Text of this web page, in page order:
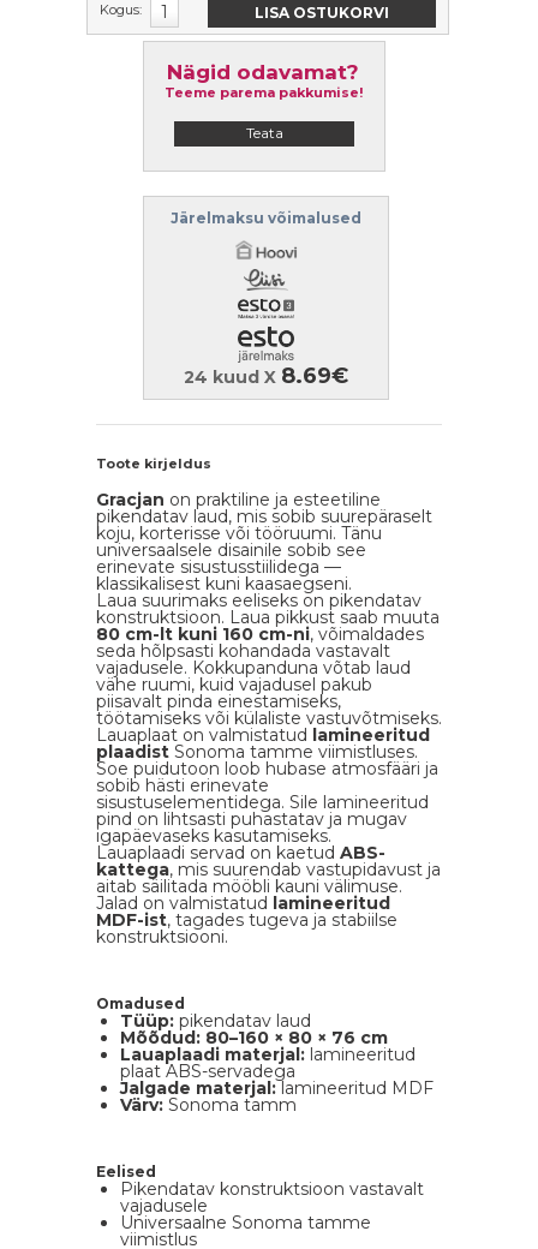
Kogus:
Nägid odavamat?
Teeme parema pakkumise!
Teata
Järelmaksu võimalused
24 kuud X 8.69€
Toote kirjeldus
Gracjan on praktiline ja esteetiline
pikendatav laud, mis sobib suurepäraselt
koju, korterisse või tööruumi. Tänu
universaalsele disainile sobib see
erinevate sisustusstiilidega —
klassikalisest kuni kaasaegseni.
Laua suurimaks eeliseks on pikendatav
konstruktsioon. Laua pikkust saab muuta
80 cm-lt kuni 160 cm-ni, võimaldades
seda hõlpsasti kohandada vastavalt
vajadusele. Kokkupanduna võtab laud
vähe ruumi, kuid vajadusel pakub
piisavalt pinda einestamiseks,
töötamiseks või külaliste vastuvõtmiseks.
Lauaplaat on valmistatud lamineeritud
plaadist Sonoma tamme viimistluses.
Soe puidutoon loob hubase atmosfääri ja
sobib hästi erinevate
sisustuselementidega. Sile lamineeritud
pind on lihtsasti puhastatav ja mugav
igapäevaseks kasutamiseks.
Lauaplaadi servad on kaetud ABS-
kattega, mis suurendab vastupidavust ja
aitab säilitada mööbli kauni välimuse.
Jalad on valmistatud lamineeritud
MDF-ist, tagades tugeva ja stabiilse
konstruktsiooni.
Omadused
Tüüp: pikendatav laud
Mõõdud: 80–160 × 80 × 76 cm
Lauaplaadi materjal: lamineeritud
plaat ABS-servadega
Jalgade materjal:lamineeritud MDF
Värv: Sonoma tamm
Eelised
Pikendatav konstruktsioon vastavalt
vajadusele
Universaalne Sonoma tamme
viimistlus